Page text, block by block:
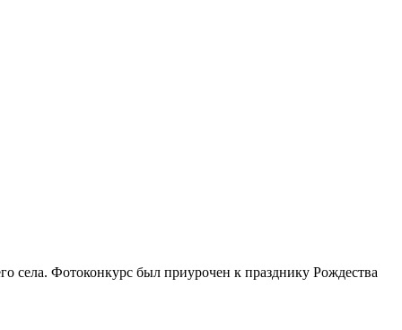
села. Фотоконкурс был приурочен к празднику Рождества